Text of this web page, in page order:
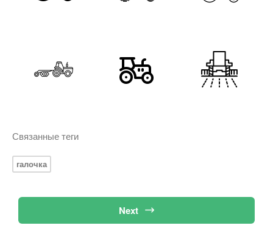
Связанные теги
галочка
Next